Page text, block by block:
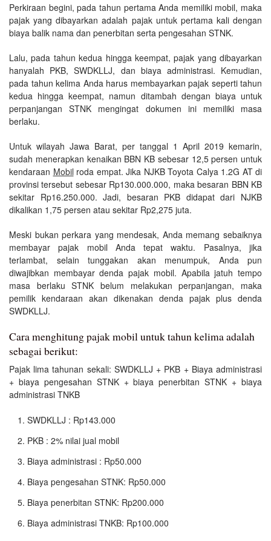
Perkiraan begini, pada tahun pertama Anda memiliki mobil, maka
pajak yang dibayarkan adalah pajak untuk pertama kali dengan
biaya balik nama dan penerbitan serta pengesahan STNK.
Lalu, pada tahun kedua hingga keempat, pajak yang dibayarkan
hanyalah PKB, SWDKLLJ, dan biaya administrasi. Kemudian,
pada tahun kelima Anda harus membayarkan pajak seperti tahun
kedua hingga keempat, namun ditambah dengan biaya untuk
perpanjangan STNK mengingat dokumen ini memiliki masa
berlaku.
Untuk wilayah Jawa Barat, per tanggal 1 April 2019 kemarin,
sudah menerapkan kenaikan BBN KB sebesar 12,5 persen untuk
kendaraan Mobil roda empat. Jika NJKB Toyota Calya 1.2G AT di
provinsi tersebut sebesar Rp130.000.000, maka besaran BBN KB
sekitar Rp16.250.000. Jadi, besaran PKB didapat dari NJKB
dikalikan 1,75 persen atau sekitar Rp2,275 juta.
Meski bukan perkara yang mendesak, Anda memang sebaiknya
membayar pajak mobil Anda tepat waktu. Pasalnya, jika
terlambat, selain tunggakan akan menumpuk, Anda pun
diwajibkan membayar denda pajak mobil. Apabila jatuh tempo
masa berlaku STNK belum melakukan perpanjangan, maka
pemilik kendaraan akan dikenakan denda pajak plus denda
SWDKLLJ.
Cara menghitung pajak mobil untuk tahun kelima adalah
sebagai berikut:
Pajak lima tahunan sekali: SWDKLLJ + PKB + Biaya administrasi
+ biaya pengesahan STNK + biaya penerbitan STNK + biaya
administrasi TNKB
SWDKLLJ : Rp143.000
PKB : 2% nilai jual mobil
Biaya administrasi : Rp50.000
Biaya pengesahan STNK: Rp50.000
Biaya penerbitan STNK: Rp200.000
Biaya administrasi TNKB: Rp100.000